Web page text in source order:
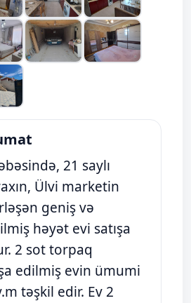
21 saylı
Ülvi marketin
geniş və
həyət evi satışa
2 sot torpaq
edilmiş evin ümumi
təşkil edir. Ev 2